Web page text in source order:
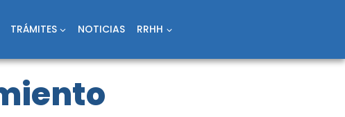
TRÁMITES NOTICIAS RRHH